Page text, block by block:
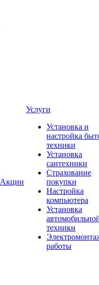
Акции
Услуги
Установка и
настройка
техники
Установка
сантехники
Страхование
покупки
Настройка
компьютера
Установка
техники
работы